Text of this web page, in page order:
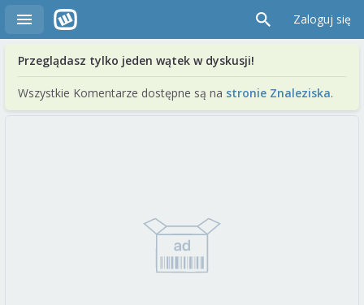
Zaloguj się
Przeglądasz tylko jeden wątek w dyskusji!
Wszystkie Komentarze dostępne są na stronie Znaleziska.